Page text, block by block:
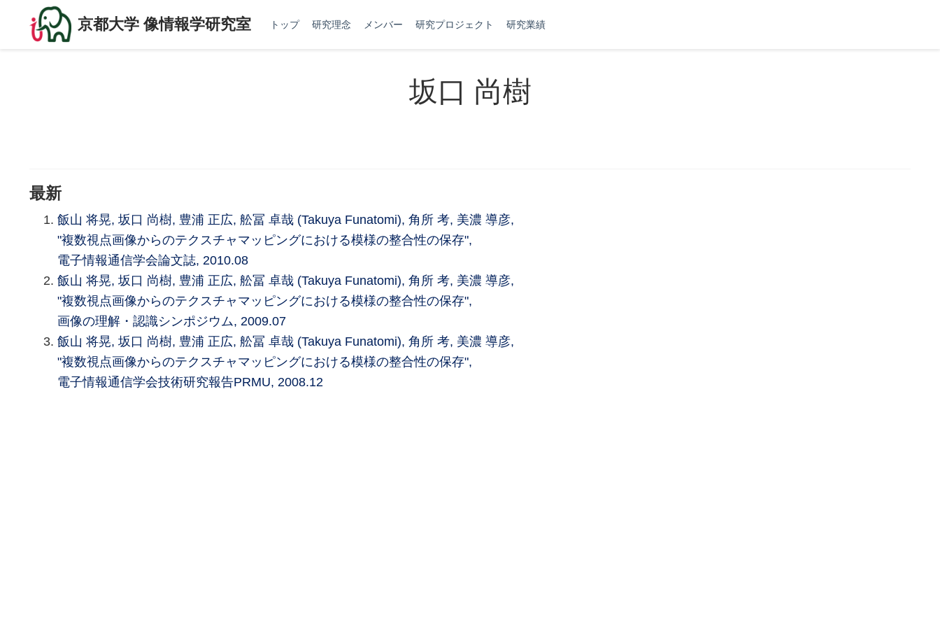
京都大学 像情報学研究室 トップ 研究理念 メンバー 研究プロジェクト 研究業績
坂口 尚樹
最新
飯山 将晃, 坂口 尚樹, 豊浦 正広, 舩冨 卓哉 (Takuya Funatomi), 角所 考, 美濃 導彦,
"複数視点画像からのテクスチャマッピングにおける模様の整合性の保存",
電子情報通信学会論文誌, 2010.08
飯山 将晃, 坂口 尚樹, 豊浦 正広, 舩冨 卓哉 (Takuya Funatomi), 角所 考, 美濃 導彦,
"複数視点画像からのテクスチャマッピングにおける模様の整合性の保存",
画像の理解・認識シンポジウム, 2009.07
飯山 将晃, 坂口 尚樹, 豊浦 正広, 舩冨 卓哉 (Takuya Funatomi), 角所 考, 美濃 導彦,
"複数視点画像からのテクスチャマッピングにおける模様の整合性の保存",
電子情報通信学会技術研究報告PRMU, 2008.12